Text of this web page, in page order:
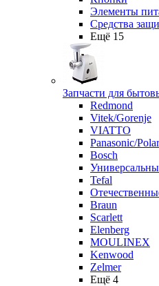
Элементы
Средства
Ещё 15
Запчасти для
Redmond
Vitek/Gorenje
VIATTO
Panasonic/
Bosch
Tefal
Braun
Scarlett
Elenberg
MOULINEX
Kenwood
Zelmer
Ещё 4